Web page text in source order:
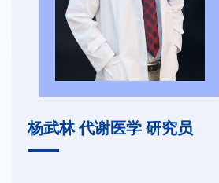
杨武林 代谢医学 研究员